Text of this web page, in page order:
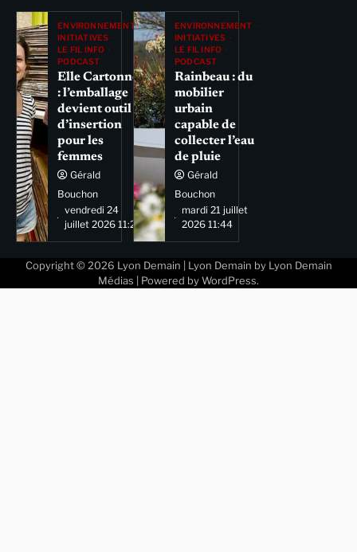
ENVIRONNEMENT
INITIATIVES
LE FIL INFO
PODCAST
Elle Cartonne
: l’emballage
devient outil
d’insertion
pour les
femmes
Gérald
Bouchon
vendredi 24
juillet 2026 11:29
ENVIRONNEMENT
INITIATIVES
LE FIL INFO
PODCAST
Rainbeau : du
mobilier
urbain
capable de
collecter l’eau
de pluie
Gérald
Bouchon
mardi 21 juillet
2026 11:44
Copyright © 2026 Lyon Demain | Lyon Demain by Lyon Demain
Médias | Powered by WordPress.